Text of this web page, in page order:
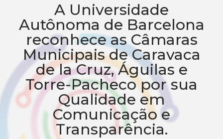
A Universidade
Autônoma de Barcelona
reconhece as Câmaras
Municipais de Caravaca
de la Cruz, Águilas e
Torre-Pacheco por sua
Qualidade em
Comunicação e
Transparência.